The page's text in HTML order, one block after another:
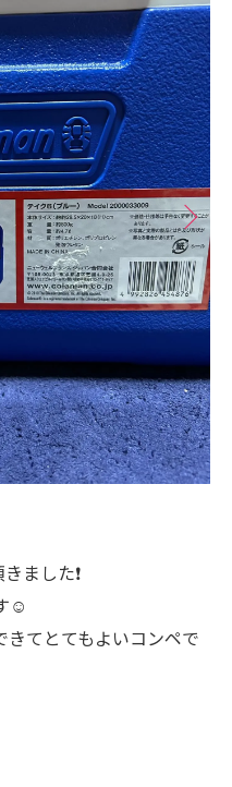
ました❗️
☺️
きてとてもよいコンペで